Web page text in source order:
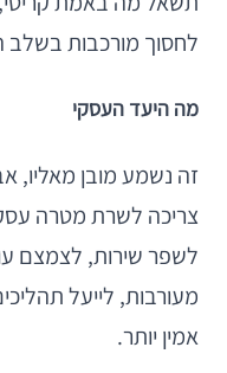
לחסוך מורכבות בשלב
מה היעד העסקי
זה נשמע מובן מאליו,
צריכה לשרת מטרה
לשפר שירות, לצמצם
מעורבות, לייעל
אמין יותר.